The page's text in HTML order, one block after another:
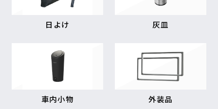
日よけ 灰皿
車内小物 外装品